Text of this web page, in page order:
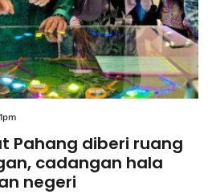
Pahang diberi ruang
cadangan hala
negeri